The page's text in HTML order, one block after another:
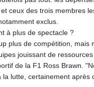
ceux des trois membres
exclus.
à plus de spectacle ?
plus de compétition, mais
jouissant de
de la F1 Ross Brawn.
la lutte, certainement après